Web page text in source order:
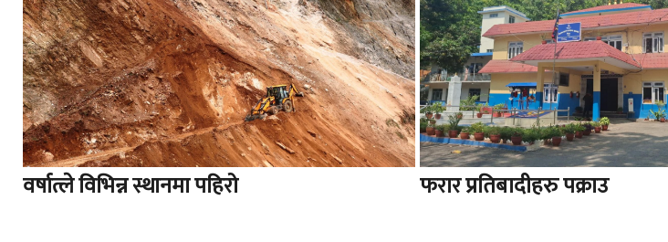
वर्षात्ले विभिन्न स्थानमा पहिरो फरार प्रतिबादीहरु पक्राउ